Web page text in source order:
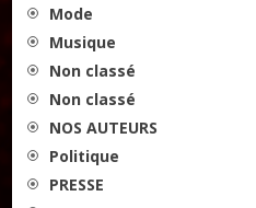
Mode
Musique
Non classé
Non classé
NOS AUTEURS
Politique
PRESSE